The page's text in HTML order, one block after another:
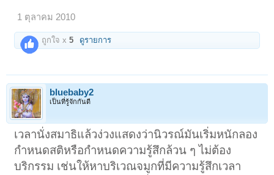
สนทนากับพระเล็ก สุธมฺมปญฺโญ
ณ บ้านอนุสาวรีย์ฯ
.
1 ตุลาคม 2010
ถูกใจ x5 ดูรายการ
bluebaby2
เป็นที่รู้จักกันดี
เวลานั่งสมาธิแล้วง่วงแสดงว่านิวรณ์มันเริ่มหนักลอง
กำหนดสติหรือกำหนดความรู้สึกล้วน ๆ ไม่ต้อง
บริกรรม เช่นให้หาบริเวณจมูกที่มีความรู้สึกเวลา